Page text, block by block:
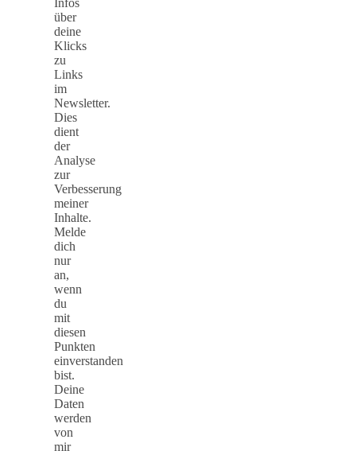
Infos
über
deine
Klicks
zu
Links
im
Newsletter.
Dies
dient
der
Analyse
zur
Verbesserung
meiner
Inhalte.
Melde
dich
nur
an,
wenn
du
mit
diesen
Punkten
einverstanden
bist.
Deine
Daten
werden
von
mir